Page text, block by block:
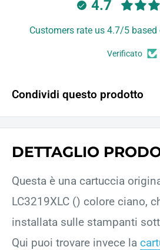
4.7
Customers rate us 4.7/5
Verificato
Condividi questo prodotto
DETTAGLIO
Questa è una cartuccia
LC3219XLC () colore ciano,
installata sulle stampanti
Qui puoi trovare invece la